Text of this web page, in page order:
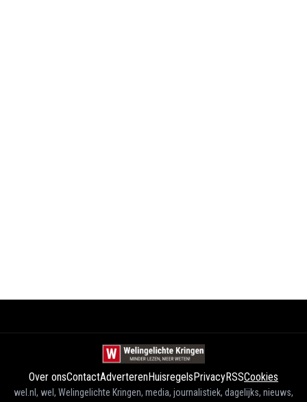
Over onsContactAdverterenHuisregelsPrivacyRSSCookies
wel.nl, wel, Welingelichte Kringen, media, journalistiek, dagelijks, nieuws,